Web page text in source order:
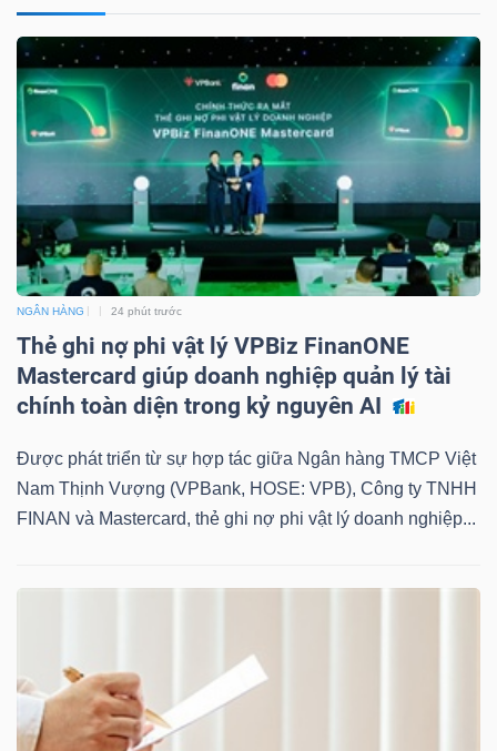
NGÂN HÀNG 24 phút trước
Thẻ ghi nợ phi vật lý VPBiz FinanONE
Mastercard giúp doanh nghiệp quản lý tài
chính toàn diện trong kỷ nguyên AI
Được phát triển từ sự hợp tác giữa Ngân hàng TMCP Việt
Nam Thịnh Vượng (VPBank, HOSE: VPB), Công ty TNHH
FINAN và Mastercard, thẻ ghi nợ phi vật lý doanh nghiệp...